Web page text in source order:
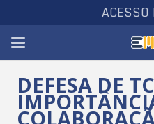
ACESSO
DEFESA DE